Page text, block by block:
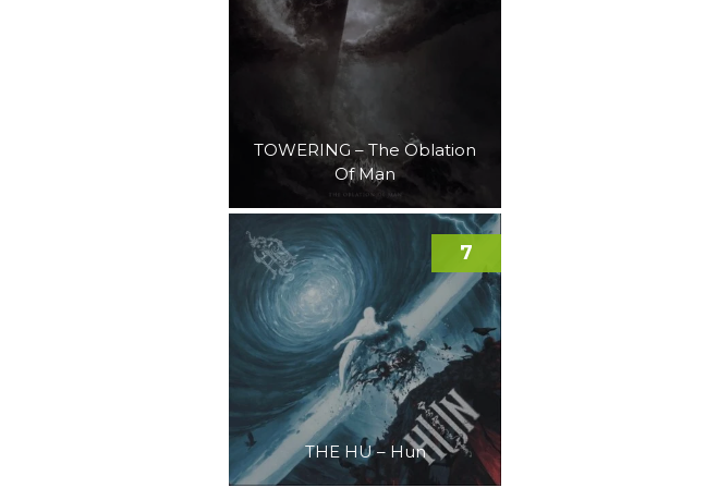
TOWERING – The Oblation
Of Man
THE HU – Hun
7